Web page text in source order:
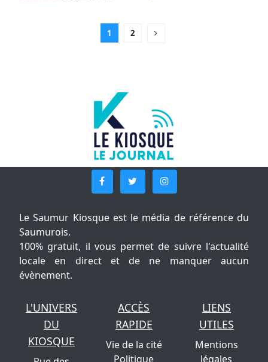
1 2
Le Saumur Kiosque est le média de référence du
Saumurois.
100% gratuit, il vous permet de suivre l'actualité
locale en direct et de ne manquer aucun
évènement.
L'UNIVERS
DU
KIOSQUE
ACCÈS
RAPIDE
Vie de la cité
Politique
LIENS
UTILES
Mentions
légales